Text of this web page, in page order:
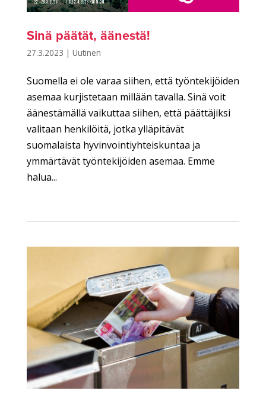
Sinä päätät, äänestä!
27.3.2023 | Uutinen
Suomella ei ole varaa siihen, että työntekijöiden
asemaa kurjistetaan millään tavalla. Sinä voit
äänestämällä vaikuttaa siihen, että päättäjiksi
valitaan henkilöitä, jotka ylläpitävät
suomalaista hyvinvointiyhteiskuntaa ja
ymmärtävät työntekijöiden asemaa. Emme
halua...